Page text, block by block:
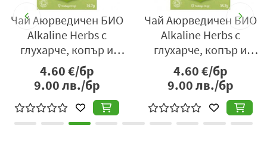
СМАРТ ОРГАНИК АД
България, София,
ул. Дамяница 6
0877 053 211
Чай Аюрведичен БИО
Alkaline Herbs с
глухарче, копър и
коприва Yogi Тea 17
пакетчета
4.60€/бр
9.00лв./бр
Чай Аюрведичен БИО
Alkaline Herbs с
глухарче, копър и
коприва Yogi Тea 17
пакетчета
4.60€/бр
9.00лв./бр